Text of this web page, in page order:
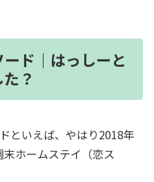
ド｜はっしーと
？
といえば、やはり2018年
ホームステイ（恋ス